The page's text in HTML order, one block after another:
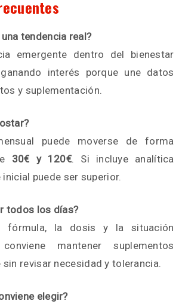
tendencia real?
emergente dentro del bienestar
interés porque une datos
y suplementación.
puede moverse de forma
30€ y 120€. Si incluye analítica
puede ser superior.
todos los días?
fórmula, la dosis y la situación
mantener suplementos
revisar necesidad y tolerancia.
elegir?